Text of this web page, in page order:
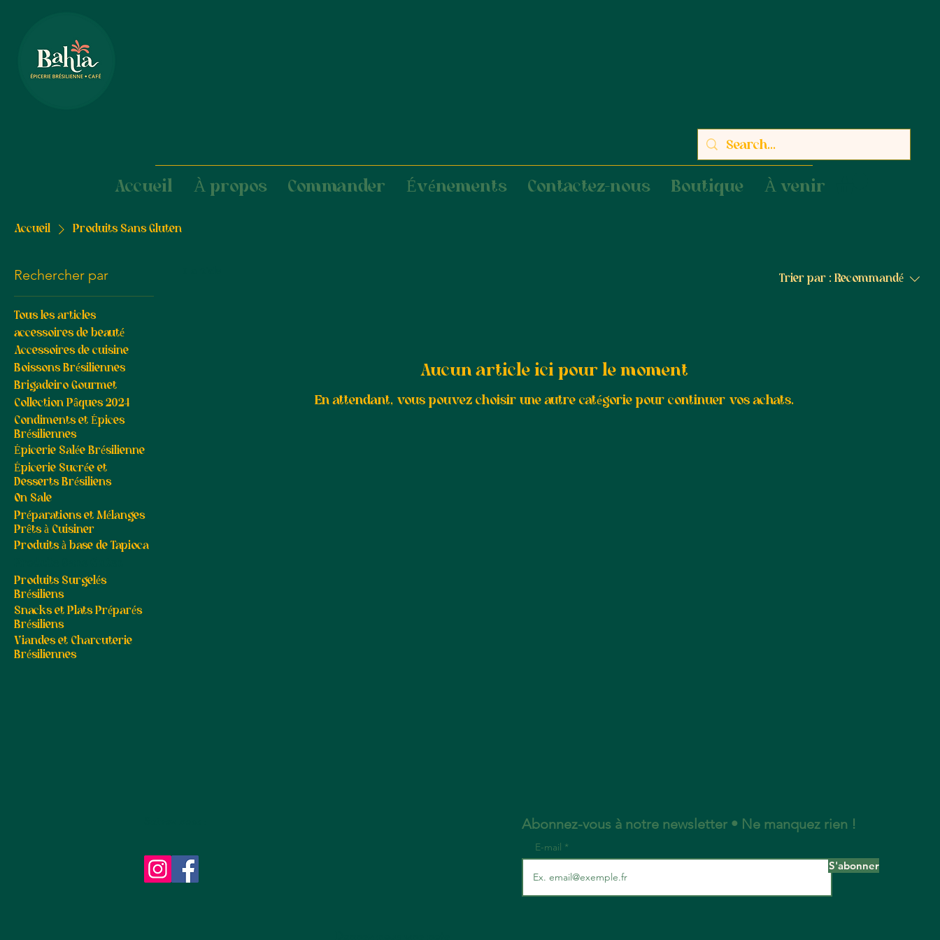
Accueil À propos Commander Événements Contactez-nous Boutique À venir
Accueil Produits Sans Gluten
Rechercher par
Tous les articles
accessoires de beauté
Accessoires de cuisine
Boissons Brésiliennes
Brigadeiro Gourmet
Collection Pâques 2024
Condiments et Épices
Brésiliennes
Épicerie Salée Brésilienne
Épicerie Sucrée et
Desserts Brésiliens
On Sale
Préparations et Mélanges
Prêts à Cuisiner
Produits à base de Tapioca
Produits Surgelés
Brésiliens
Snacks et Plats Préparés
Brésiliens
Viandes et Charcuterie
Brésiliennes
Trier par : Recommandé
Aucun article ici pour le moment
En attendant, vous pouvez choisir une autre catégorie pour continuer vos achats.
Abonnez-vous à notre newsletter • Ne manquez rien !
E-mail
S'abonner